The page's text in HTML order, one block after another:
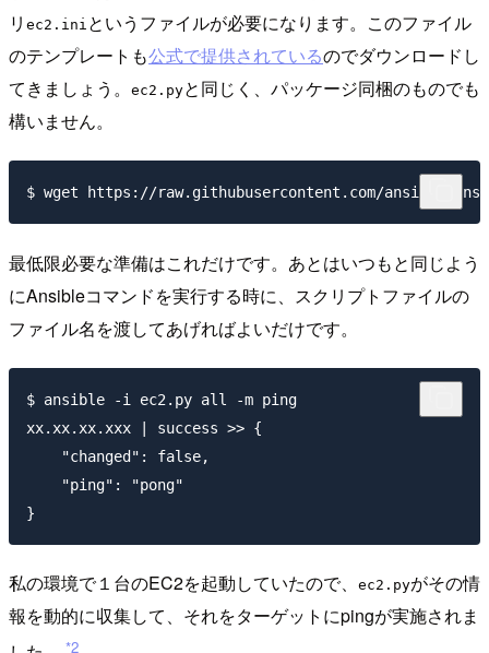
リ ec2.ini というファイルが必要になります。このファイル
のテンプレートも公式で提供されているのでダウンロードし
てきましょう。
ec2.pyと同じく、パッケージ同梱のものでも
構いません。
最低限必要な準備はこれだけです。あとはいつもと同じよう
にAnsibleコマンドを実行する時に、スクリプトファイルの
ファイル名を渡してあげればよいだけです。
$ ansible -i ec2.py all -m ping
xx.xx.xx.xxx | success >> {
    "changed": false,
    "ping": "pong"
私の環境で１台のEC2を起動していたので、 ec2.pyがその情
報を動的に収集して、それをターゲットにpingが実施されま
*2